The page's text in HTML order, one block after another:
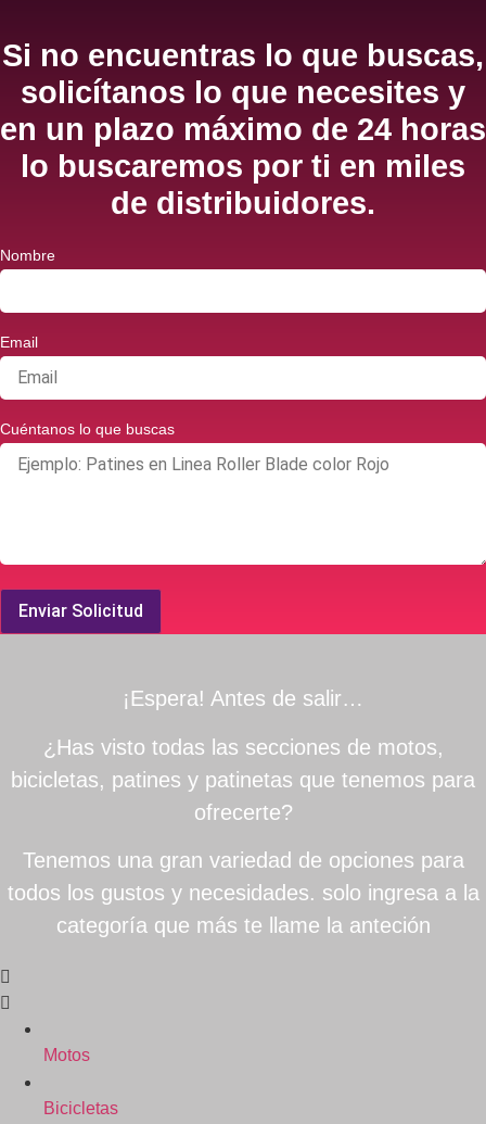
Si no encuentras lo que buscas,
solicítanos lo que necesites y
en un plazo máximo de 24 horas
lo buscaremos por ti en miles
de distribuidores.
Nombre
Email
Cuéntanos lo que buscas
Enviar Solicitud
¡Espera! Antes de salir…
¿Has visto todas las secciones de motos,
bicicletas, patines y patinetas que tenemos para
ofrecerte?
Tenemos una gran variedad de opciones para
todos los gustos y necesidades. solo ingresa a la
categoría que más te llame la anteción
Motos
Bicicletas